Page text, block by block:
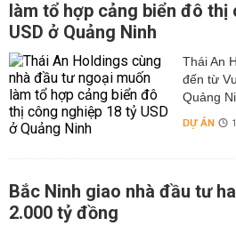
làm tổ hợp cảng biển đô thị
USD ở Quảng Ninh
Thái An
đến từ
Quảng
DỰ ÁN
Bắc Ninh giao nhà đầu tư
2.000 tỷ đồng